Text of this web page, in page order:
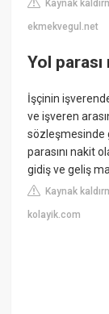
Kaynak
ekmekvegul.net
Yol
İşçinin
ve işveren
sözleşmesinde
parasını nakit
gidiş ve geliş
Kaynak
kolayik.com